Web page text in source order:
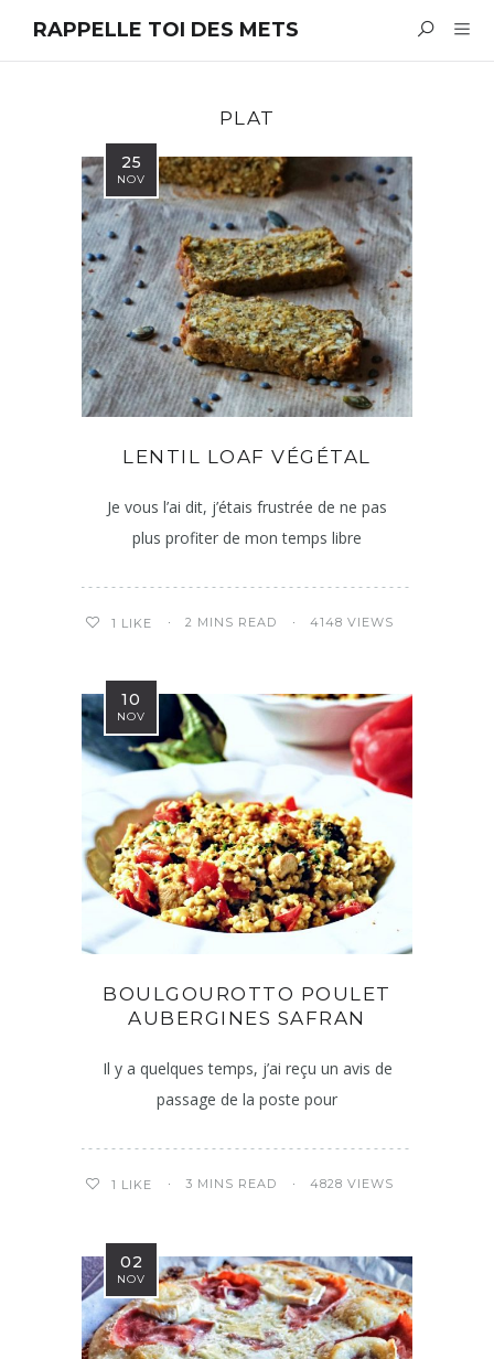
RAPPELLE TOI DES METS
PLAT
25
NOV
LENTIL LOAF VÉGÉTAL
Je vous l’ai dit, j’étais frustrée de ne pas
plus profiter de mon temps libre
1 LIKE 2 MINS READ 4148 VIEWS
10
NOV
BOULGOUROTTO POULET
AUBERGINES SAFRAN
Il y a quelques temps, j’ai reçu un avis de
passage de la poste pour
1 LIKE 3 MINS READ 4828 VIEWS
02
NOV